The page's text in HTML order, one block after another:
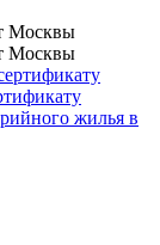
жилья в